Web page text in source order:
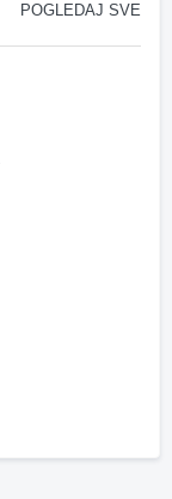
POGLEDAJ SVE